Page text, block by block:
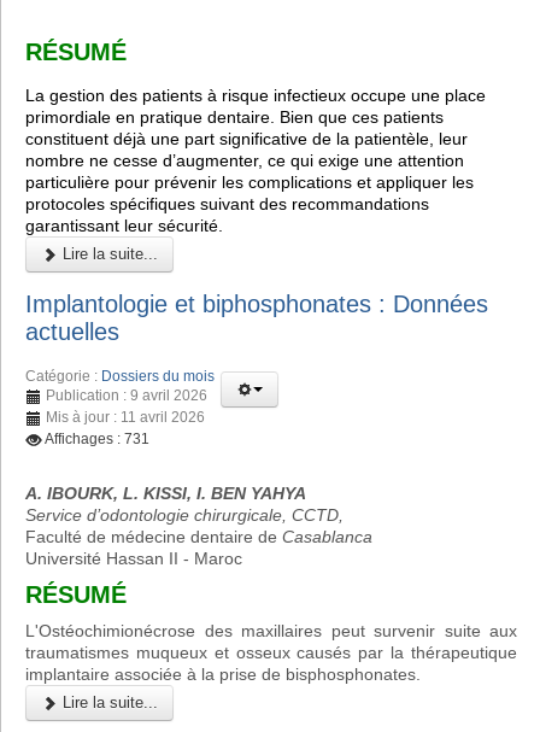
RÉSUMÉ
La gestion des patients à risque infectieux occupe une place
primordiale en pratique dentaire. Bien que ces patients
constituent déjà une part significative de la patientèle, leur
nombre ne cesse d’augmenter, ce qui exige une attention
particulière pour prévenir les complications et appliquer les
protocoles spécifiques suivant des recommandations
garantissant leur sécurité.
Lire la suite...
Implantologie et biphosphonates : Données
actuelles
Catégorie : Dossiers du mois
Publication : 9 avril 2026
Mis à jour : 11 avril 2026
Affichages : 731
A. IBOURK, L. KISSI, I. BEN YAHYA
Service d’odontologie chirurgicale, CCTD,
Faculté de médecine dentaire de Casablanca
Université Hassan II - Maroc
RÉSUMÉ
L'Ostéochimionécrose des maxillaires peut survenir suite aux
traumatismes muqueux et osseux causés par la thérapeutique
implantaire associée à la prise de bisphosphonates.
Lire la suite...